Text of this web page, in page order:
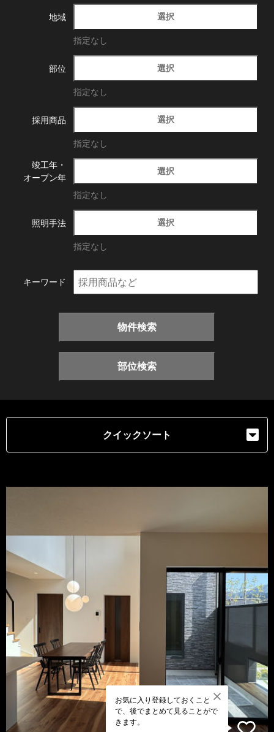
地域 選択
指定なし
部位 選択
指定なし
採用商品 選択
指定なし
竣工年・
オープン年
選択
指定なし
照明手法 選択
指定なし
キーワード
物件検索
部位検索
クイックソート
お気に入り登録しておくこと
で、後でまとめて見ることがで
きます。